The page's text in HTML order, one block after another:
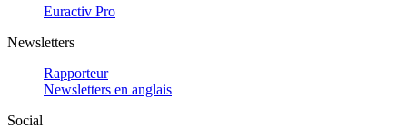
Euractiv Pro
Newsletters
Rapporteur
Newsletters en anglais
Social